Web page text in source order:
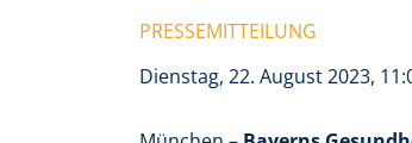
PRESSEMITTEILUNG
Dienstag, 22. August 2023,